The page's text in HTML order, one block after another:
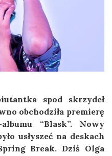
spod skrzydeł
obchodziła premierę
“Blask”. Nowy
usłyszeć na deskach
Break. Dziś Olga